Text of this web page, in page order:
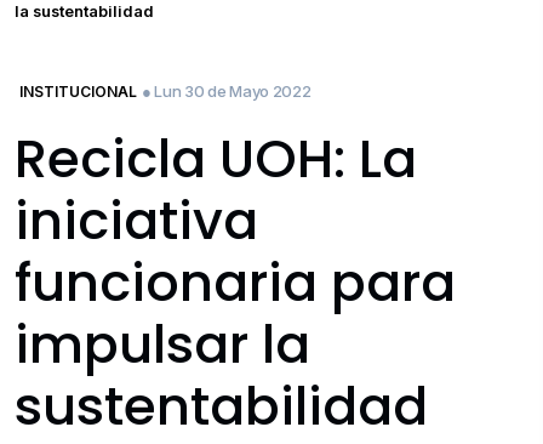
la sustentabilidad
INSTITUCIONAL ● Lun 30 de Mayo 2022
Recicla UOH: La
iniciativa
funcionaria para
impulsar la
sustentabilidad